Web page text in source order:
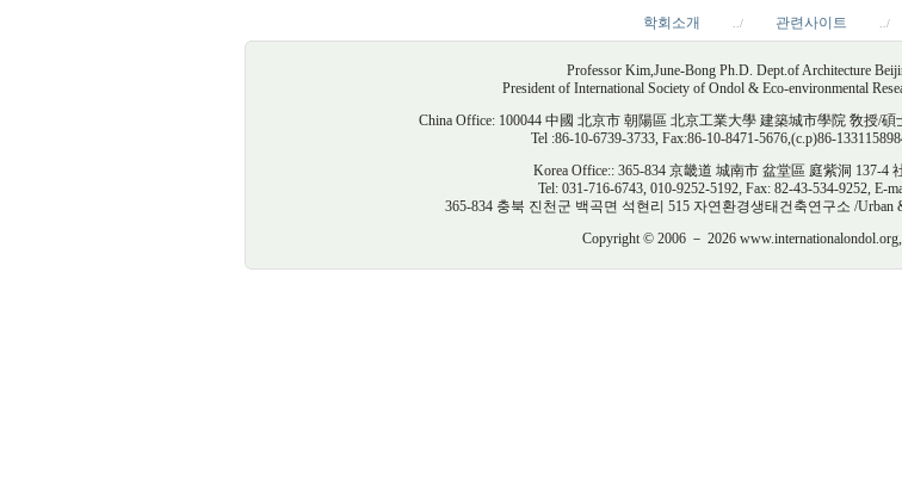
학회소개 ../ 관련사이트 ../
Professor Kim,June-Bong Ph.D. Dept.of Architecture
President of International Society of Ondol & Eco-environmental
China Office: 100044 中國 北京市 朝陽區 北京工業大學 建築城市學院 敎授/
Tel :86-10-6739-3733, Fax:86-10-8471-5676,(c.p)86-
Korea Office:: 365-834 京畿道 城南市 盆堂區 庭紫洞 137-4
Tel: 031-716-6743, 010-9252-5192, Fax: 82-43-534-9252, E-
365-834 충북 진천군 백곡면 석현리 515 자연환경생태건축연구소 /Urban &
Copyright © 2006 － 2026